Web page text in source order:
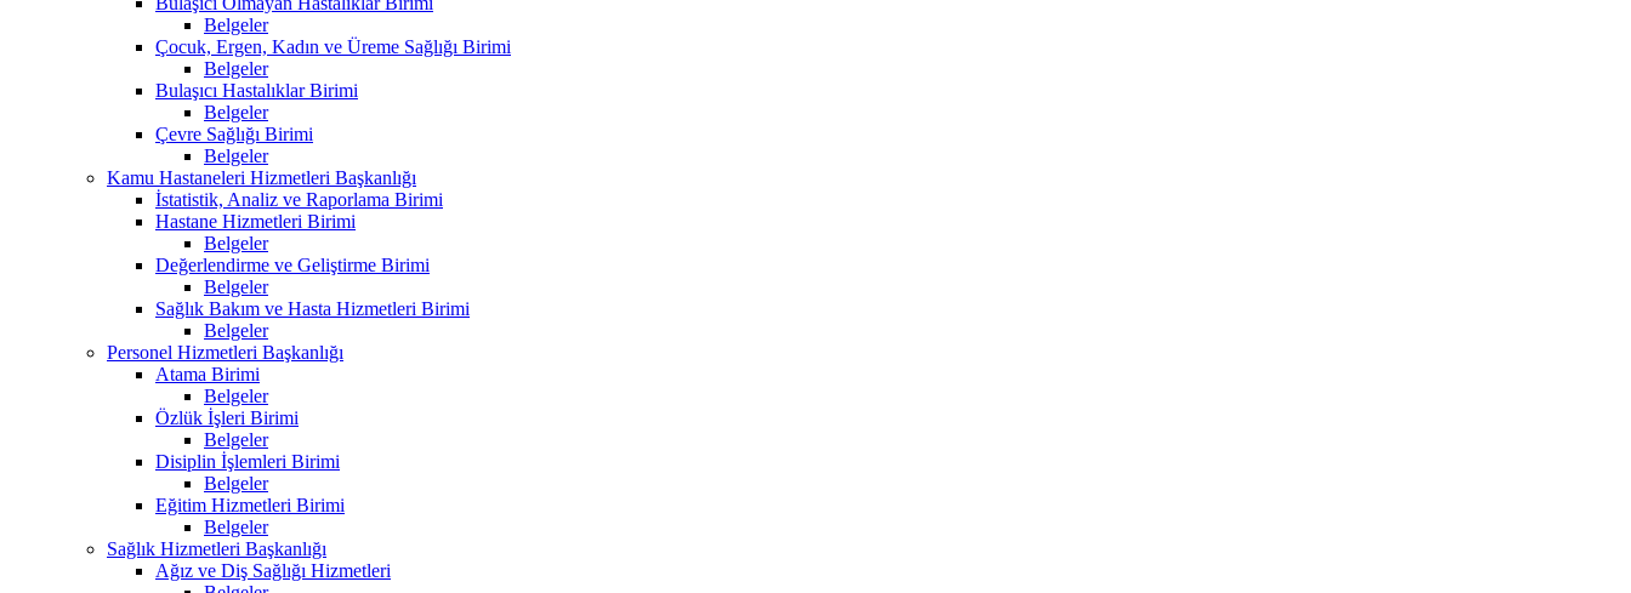
Belgeler
Çocuk, Ergen, Kadın ve Üreme Sağlığı Birimi
Belgeler
Bulaşıcı Hastalıklar Birimi
Belgeler
Çevre Sağlığı Birimi
Belgeler
Kamu Hastaneleri Hizmetleri Başkanlığı
İstatistik, Analiz ve Raporlama Birimi
Hastane Hizmetleri Birimi
Belgeler
Değerlendirme ve Geliştirme Birimi
Belgeler
Sağlık Bakım ve Hasta Hizmetleri Birimi
Belgeler
Personel Hizmetleri Başkanlığı
Atama Birimi
Belgeler
Özlük İşleri Birimi
Belgeler
Disiplin İşlemleri Birimi
Belgeler
Eğitim Hizmetleri Birimi
Belgeler
Sağlık Hizmetleri Başkanlığı
Ağız ve Diş Sağlığı Hizmetleri